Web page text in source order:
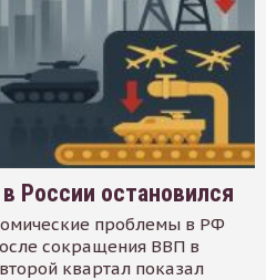
России остановился
проблемы в РФ
сокращения ВВП в
квартал показал